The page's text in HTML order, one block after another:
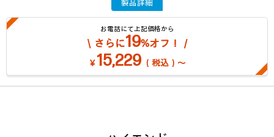
製品詳細
お電話にて上記価格から
＼さらに19%オフ！／
￥15,229 （税込）～